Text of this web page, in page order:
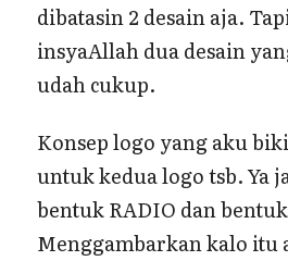
dibatasin 2 desain aja.
insyaAllah dua desain
udah cukup.
Konsep logo yang aku
untuk kedua logo tsb. Ya
bentuk RADIO dan
Menggambarkan kalo itu